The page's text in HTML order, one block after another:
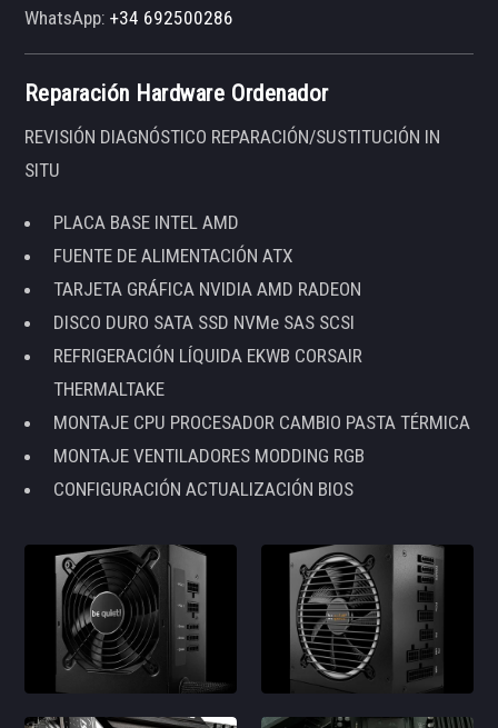
WhatsApp:+34 692500286
Reparación Hardware Ordenador
REVISIÓN DIAGNÓSTICO REPARACIÓN/SUSTITUCIÓN IN
SITU
PLACA BASE INTEL AMD
FUENTE DE ALIMENTACIÓN ATX
TARJETA GRÁFICA NVIDIA AMD RADEON
DISCO DURO SATA SSD NVMe SAS SCSI
REFRIGERACIÓN LÍQUIDA EKWB CORSAIR
THERMALTAKE
MONTAJE CPU PROCESADOR CAMBIO PASTA TÉRMICA
MONTAJE VENTILADORES MODDING RGB
CONFIGURACIÓN ACTUALIZACIÓN BIOS